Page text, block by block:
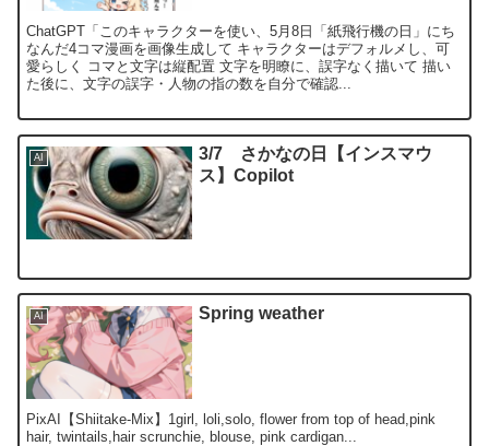
ChatGPT「このキャラクターを使い、5月8日「紙飛行機の日」にち
なんだ4コマ漫画を画像生成して キャラクターはデフォルメし、可
愛らしく コマと文字は縦配置 文字を明瞭に、誤字なく描いて 描い
た後に、文字の誤字・人物の指の数を自分で確認...
AI
3/7 さかなの日【インスマウ
ス】Copilot
AI Spring weather
PixAI【Shiitake-Mix】1girl, loli,solo, flower from top of head,pink
hair, twintails,hair scrunchie, blouse, pink cardigan...